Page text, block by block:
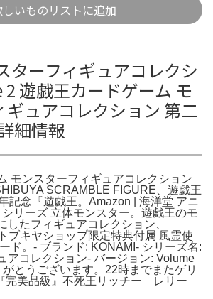
いものリストに追加
ターフィギュアコレクシ
2 遊戯王カードゲーム モ
ギュアコレクション 第二
細情報
モンスターフィギュアコレクション
SCRAMBLE FIGURE、遊戯王
記念『遊戯王。Amazon | 海洋堂 アニ
リーズ 立体モンスター。遊戯王のモ
したフィギュアコレクション、
ブキヤショップ限定特典付属 風霊使
ド。- ブランド: KONAMI- シリーズ名:
アコレクション- バージョン: Volume
とうございます。22時までまたゲリ
完美品級』不死王リッチー レリー